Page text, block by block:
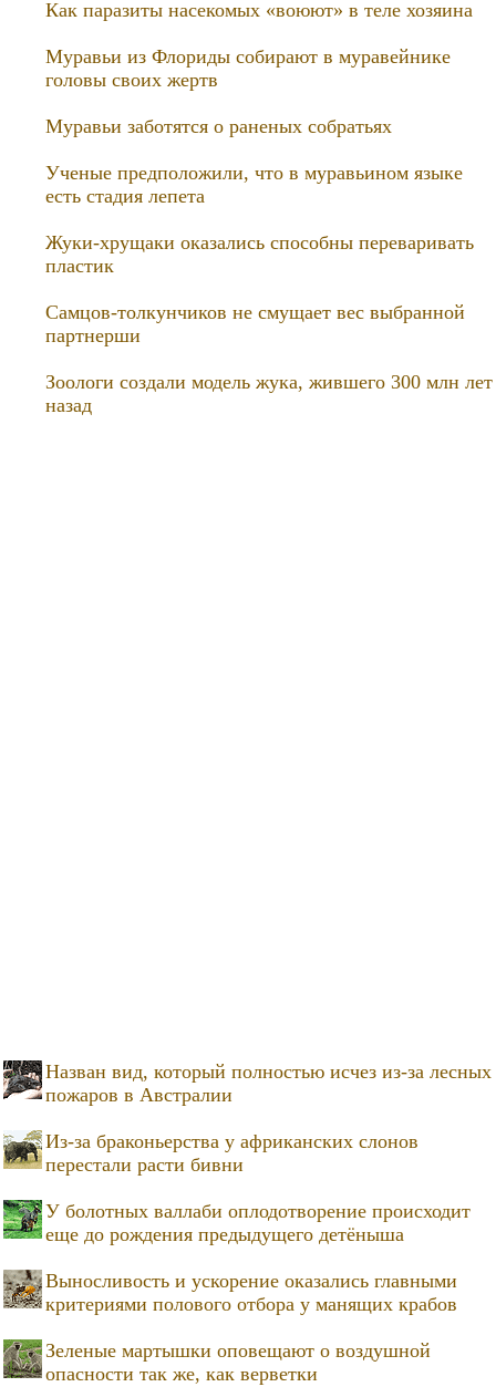
Как паразиты насекомых «воюют» в теле хозяина
Муравьи из Флориды собирают в муравейнике
головы своих жертв
Муравьи заботятся о раненых собратьях
Ученые предположили, что в муравьином языке
есть стадия лепета
Жуки-хрущаки оказались способны переваривать
пластик
Самцов-толкунчиков не смущает вес выбранной
партнерши
Зоологи создали модель жука, жившего 300 млн лет
назад
Назван вид, который полностью исчез из-за лесных
пожаров в Австралии
Из-за браконьерства у африканских слонов
перестали расти бивни
У болотных валлаби оплодотворение происходит
еще до рождения предыдущего детёныша
Выносливость и ускорение оказались главными
критериями полового отбора у манящих крабов
Зеленые мартышки оповещают о воздушной
опасности так же, как верветки